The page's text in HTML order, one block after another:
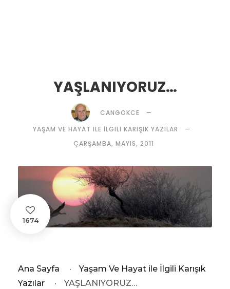
YAŞLANIYORUZ…
CANGOKCE
YAŞAM VE HAYAT ILE İLGILI KARIŞIK YAZILAR
ÇARŞAMBA, MAYIS, 2011
1674
Ana Sayfa ·
Yaşam Ve Hayat ile İlgili Karışık
Yazılar
· YAŞLANIYORUZ…